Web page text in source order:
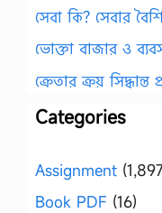
সেবা কি? সেবার
ভোক্তা বাজার ও
ক্রেতার ক্রয়
Categories
Assignment
Book PDF (16)